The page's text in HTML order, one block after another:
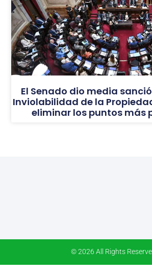
El Senado dio media
Inviolabilidad de la
eliminar los puntos más
© 2026 All Rights